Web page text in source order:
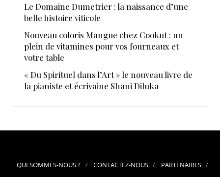
Le Domaine Dumetrier : la naissance d’une
belle histoire viticole
Nouveau coloris Mangue chez Cookut : un
plein de vitamines pour vos fourneaux et
votre table
« Du Spirituel dans l’Art » le nouveau livre de
la pianiste et écrivaine Shani Diluka
QUI SOMMES-NOUS ? CONTACTEZ-NOUS PARTENAIRES